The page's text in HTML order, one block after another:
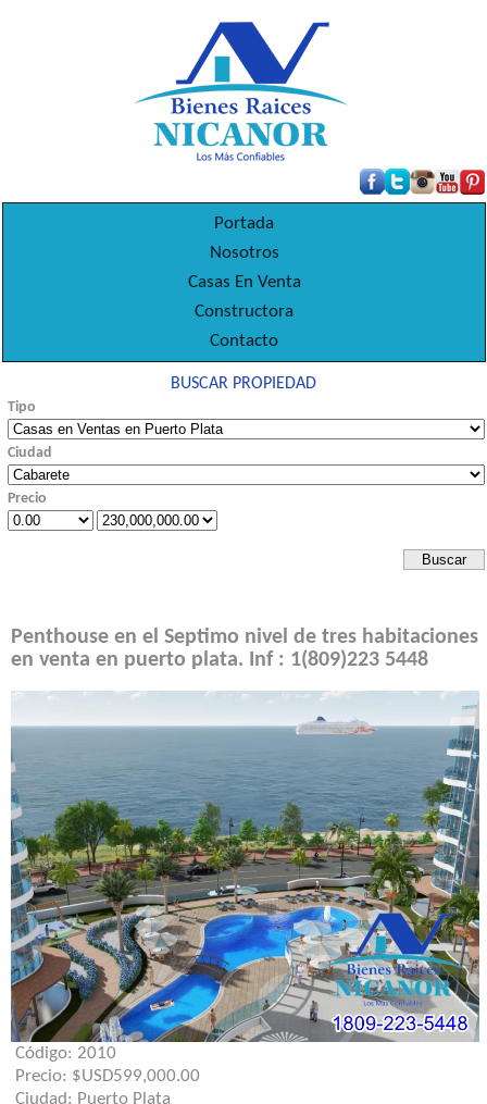
Portada
Nosotros
Casas En Venta
Constructora
Contacto
BUSCAR PROPIEDAD
Tipo
Ciudad
Precio
Penthouse en el Septimo nivel de tres habitaciones
en venta en puerto plata. Inf : 1(809)223 5448
Código: 2010
Precio: $USD599,000.00
Ciudad: Puerto Plata